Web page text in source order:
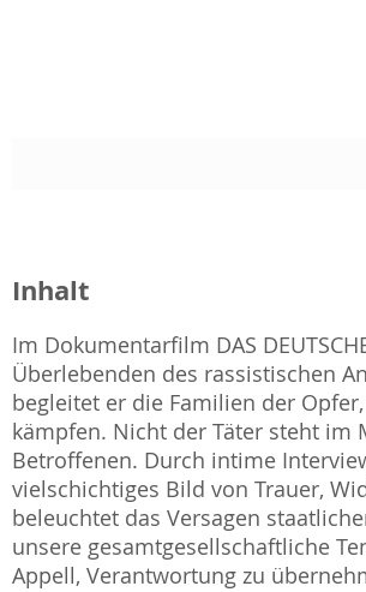
Inhalt
Im Dokumentarfilm DAS
Überlebenden des rassistischen
begleitet er die Familien der
kämpfen. Nicht der Täter steht
Betroffenen. Durch intime
vielschichtiges Bild von Trauer,
beleuchtet das Versagen
unsere gesamtgesellschaftliche
Appell, Verantwortung zu